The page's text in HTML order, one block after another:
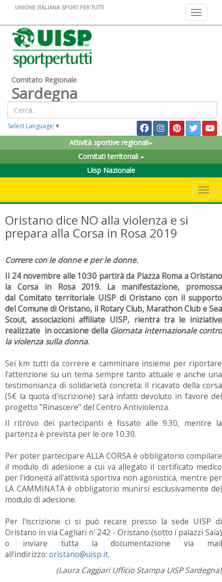
Toggle
UNIONE ITALIANA SPORT PER TUTTI
Comitato Regionale
Sardegna
Select Language ▼
Attività sportive regionali
Comitati territoriali
Uisp Nazionale
Oristano dice NO alla violenza e si
prepara alla Corsa in Rosa 2019
Correre con le donne e per le donne.
Il 24 novembre alle 10:30 partirà da Piazza Roma a Oristano
la Corsa in Rosa 2019. La manifestazione, promossa
dal Comitato territoriale UISP di Oristano con il supporto
del Comune di Oristano, il Rotary Club, Marathon Club e Sea
Scout, associazioni affiliate UISP, rientra tra le iniziative
realizzate in occasione della Giornata internazionale contro
la violenza sulla donna.
Sei km tutti da correre e camminare insieme per riportare
l'attenzione su un tema sempre tanto attuale e anche una
testimonianza di solidarietà concreta: il ricavato della corsa
(5€ la quota d'iscrizione) sarà infatti devoluto in favore del
progetto "Rinascere" del Centro Antiviolenza.
Il ritrovo dei partecipanti è fissato alle 9.30, mentre la
partenza è prevista per le ore 10.30.
Per poter partecipare ALLA CORSA è obbligatorio compilare
il modulo di adesione a cui va allegato il certificato medico
per l'idoneità all'attività sportiva non agonistica, mentre per
LA CAMMINATA è obbligatorio munirsi esclusivamente del
modulo di adesione.
Per l'iscrizione ci si può recare presso la sede UISP di
Oristano in via Cagliari n' 242 - Oristano (sotto i palazzi Saia)
o inviare tutta la documentazione via mail
all'indirizzo: oristano@uisp.it.
(Laura Caggiari Ufficio Stampa UISP Sardegna)